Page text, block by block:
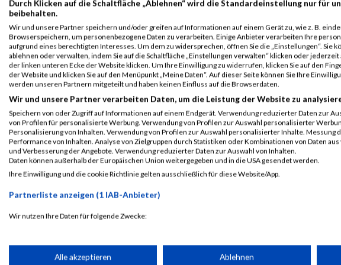
B2Run Nürnberg
Einzelwertung
weiblich
15388 Katrin Chalkias 0000 GER
Sparda
B2Run Nürnberg
Teamwertung mixed
15388 Katrin Chalkias 0000 GER
Sparda
eG
B2Run Nürnberg
Teamwertung
15388 Katrin Chalkias 0000 GER
Sparda
Legende:
GPos = Geschlechter Position, KPos = Kategorie Position, TPos = Team Position,
Disqualifiziert
Laufsport Anmeldung
Durch Klicken auf die Schaltfläche „Ablehnen“ wird die Standardeinstellung nur für
beibehalten.
Wir und unsere Partner speichern und/oder greifen auf Informationen auf einem Gerät zu, wie z. B.
Browserspeichern, um personenbezogene Daten zu verarbeiten. Einige Anbieter verarbeiten Ihre
aufgrund eines berechtigten Interesses. Um dem zu widersprechen, öffnen Sie die „Einstellungen“. Sie
ablehnen oder verwalten, indem Sie auf die Schaltfläche „Einstellungen verwalten“ klicken oder
der linken unteren Ecke der Website klicken. Um Ihre Einwilligung zu widerrufen, klicken Sie auf den
der Website und klicken Sie auf den Menüpunkt „Meine Daten“. Auf dieser Seite können Sie Ihre
werden unseren Partnern mitgeteilt und haben keinen Einfluss auf die Browserdaten.
Wir und unsere Partner verarbeiten Daten, um die Leistung der Website zu
Speichern von oder Zugriff auf Informationen auf einem Endgerät. Verwendung reduzierter Daten zur
von Profilen für personalisierte Werbung. Verwendung von Profilen zur Auswahl personalisierter
Personalisierung von Inhalten. Verwendung von Profilen zur Auswahl personalisierter Inhalte. Messung
Performance von Inhalten. Analyse von Zielgruppen durch Statistiken oder Kombinationen von Daten
und Verbesserung der Angebote. Verwendung reduzierter Daten zur Auswahl von Inhalten.
Daten können außerhalb der Europäischen Union weitergegeben und in die USA gesendet werden.
Ihre Einwilligung und die cookie Richtlinie gelten ausschließlich für diese Website/App.
Partnerliste anzeigen (1 IAB-Anbieter)
Wir nutzen Ihre Daten für folgende Zwecke:
Speichern von oder Zugriff auf Informationen auf einem Endgerät
Alle akzeptieren Ablehnen